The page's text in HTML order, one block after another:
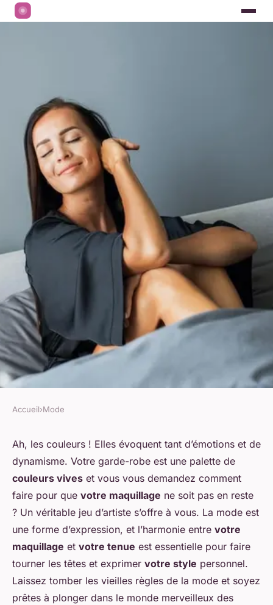
Comment harmoniser votre
maquillage avec des tenues
aux couleurs vives ?
Thomas•28 décembre 2023•5 min de lecture
Accueil›Mode
Ah, les couleurs ! Elles évoquent tant d’émotions et de
dynamisme. Votre garde-robe est une palette de
couleurs vives et vous vous demandez comment
faire pour que votre maquillage ne soit pas en reste
? Un véritable jeu d’artiste s’offre à vous. La mode est
une forme d’expression, et l’harmonie entre votre
maquillage et votre tenue est essentielle pour faire
tourner les têtes et exprimer votre style personnel.
Laissez tomber les vieilles règles de la mode et soyez
prêtes à plonger dans le monde merveilleux des